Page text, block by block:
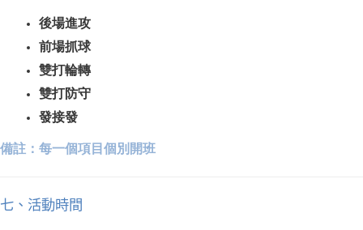
後場進攻
前場抓球
雙打輪轉
雙打防守
發接發
備註：每一個項目個別開班
七、活動時間